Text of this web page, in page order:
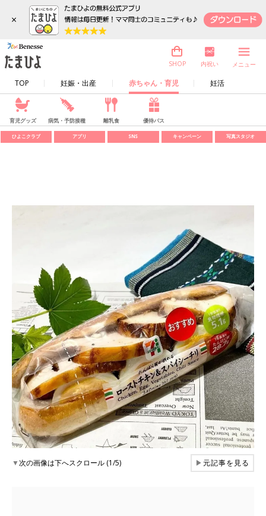
×
TOP 妊娠・出産 赤ちゃん・育児 妊活
SHOP 内祝い メニュー
育児グッズ 病気・予防接種 離乳食 優待パス
ひよこクラブ アプリ SNS キャンペーン 写真スタジオ
▼次の画像は下へスクロール (1/5) ▶元記事を見る